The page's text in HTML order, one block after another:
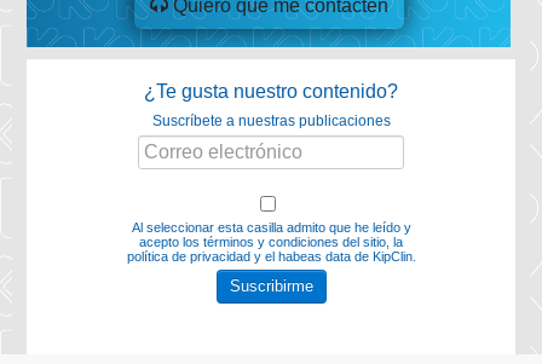
Quiero que me contacten
¿Te gusta nuestro contenido?
Suscríbete a nuestras publicaciones
Al seleccionar esta casilla admito que he leído y
acepto los términos y condiciones del sitio, la
política de privacidad y el habeas data de KipClin.
Suscribirme